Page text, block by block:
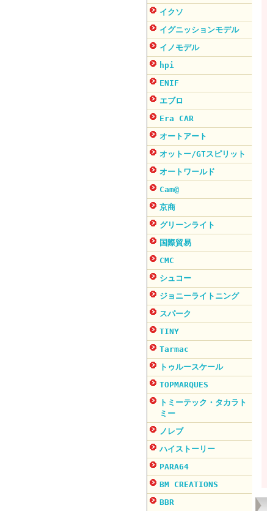
イクソ
イグニッションモデル
イノモデル
hpi
ENIF
エブロ
Era CAR
オートアート
オットー/GTスピリット
オートワールド
Cam@
京商
グリーンライト
国際貿易
CMC
シュコー
ジョニーライトニング
スパーク
TINY
Tarmac
トゥルースケール
TOPMARQUES
トミーテック・タカラト
ミー
ノレブ
ハイストーリー
PARA64
BM CREATIONS
BBR